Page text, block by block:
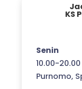
KS
Senin
10.00-
Purnomo,